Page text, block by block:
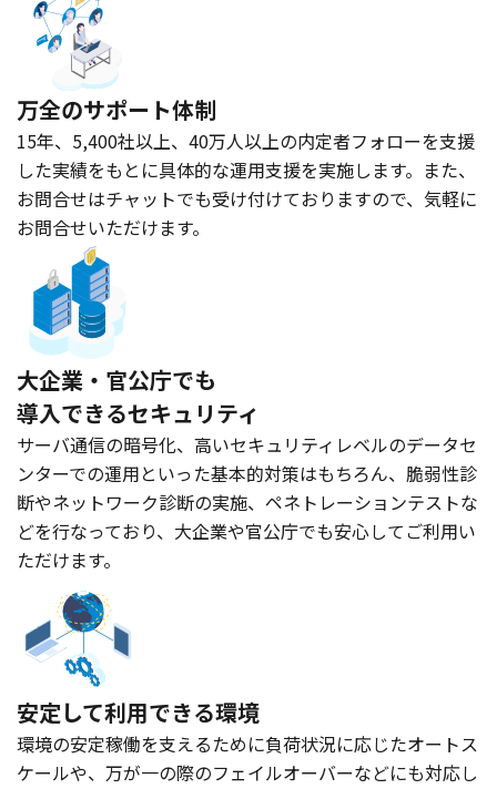
万全のサポート体制
15年、5,400社以上、40万人以上の内定者フォローを支援
した実績をもとに具体的な運用支援を実施します。また、
お問合せはチャットでも受け付けておりますので、気軽に
お問合せいただけます。
大企業・官公庁でも
導入できるセキュリティ
サーバ通信の暗号化、高いセキュリティレベルのデータセ
ンターでの運用といった基本的対策はもちろん、脆弱性診
断やネットワーク診断の実施、ペネトレーションテストな
どを行なっており、大企業や官公庁でも安心してご利用い
ただけます。
安定して利用できる環境
環境の安定稼働を支えるために負荷状況に応じたオートス
ケールや、万が一の際のフェイルオーバーなどにも対応し